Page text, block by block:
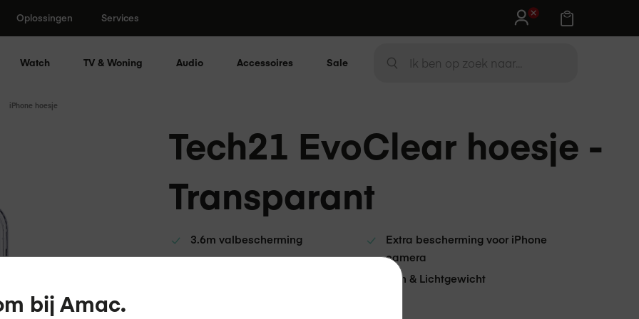
Oplossingen Services
Watch TV & Woning Audio Accessoires Sale ZOEK Zoek
iPhone hoesje
Tech21 EvoClear hoesje -
Transparant
3.6m valbescherming
Hygiënische bescherming door
Extra bescherming voor iPhone
camera
Dun & Lichtgewicht
bij Amac.